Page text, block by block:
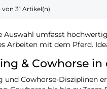
von 31 Artikel(n)
Auswahl umfasst
Arbeiten mit dem Pferd.
& Cowhorse in
und Cowhorse-Disziplinen